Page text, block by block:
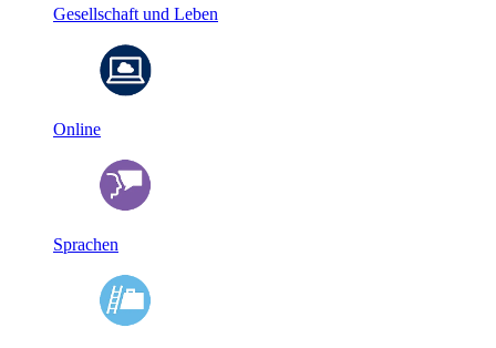
Gesellschaft und Leben
Online
Sprachen